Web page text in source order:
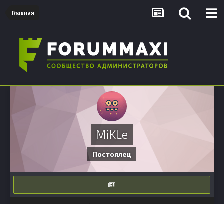
Главная
MiKLe
Постоялец